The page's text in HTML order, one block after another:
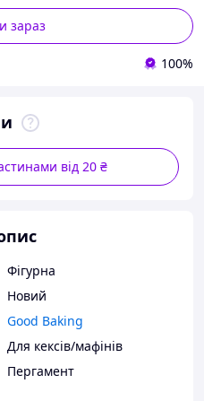
зараз
100%
від 20 ₴
Фігурна
Новий
Good Baking
Для кексів/мафінів
Пергамент